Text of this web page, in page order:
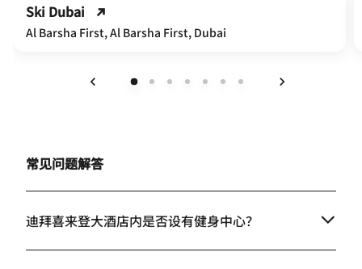
Ski Dubai
Al Barsha First, Al Barsha First, Dubai
常见问题解答
迪拜喜来登大酒店内是否设有健身中心？